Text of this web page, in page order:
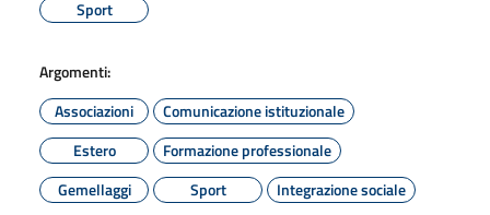
Sport
Argomenti:
Associazioni
Comunicazione istituzionale
Estero
Formazione professionale
Gemellaggi
Sport
Integrazione sociale